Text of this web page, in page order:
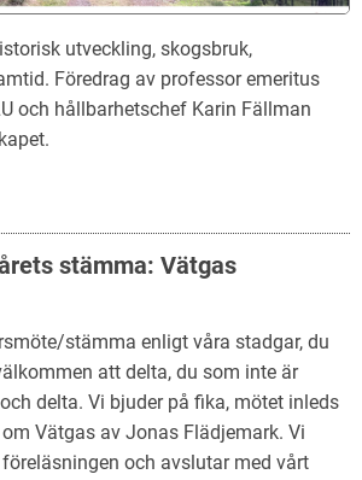
utveckling, skogsbruk,
Föredrag av professor emeritus
och hållbarhetschef Karin Fällman
stämma: Vätgas
stämma enligt våra stadgar, du
att delta, du som inte är
delta. Vi bjuder på fika, mötet inleds
Vätgas av Jonas Flädjemark. Vi
och avslutar med vårt